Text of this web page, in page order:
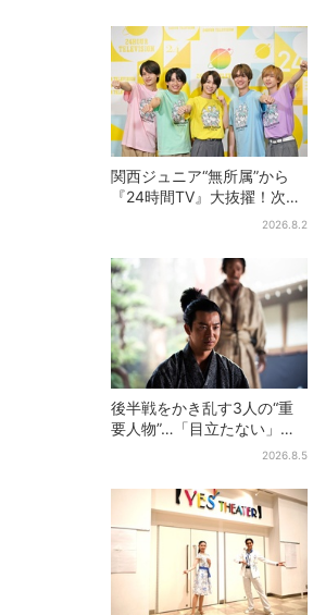
喜
関西ジュニア“無所属”から
『24時間TV』大抜擢！次世
代スターと期待「まさか僕
2026.8.2
後半戦をかき乱す3人の“重
要人物”…「目立たない」主
人公・仲野太賀も、モブキ
2026.8.5